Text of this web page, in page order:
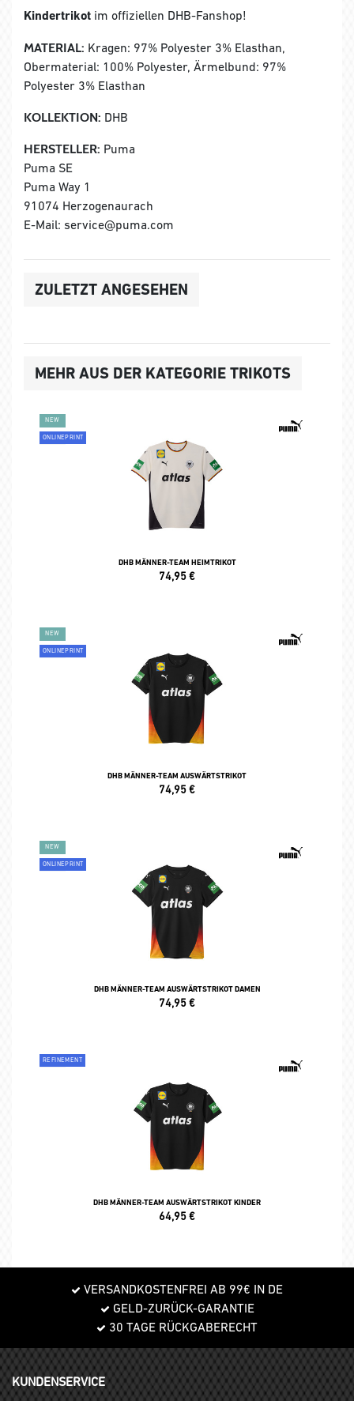
Kindertrikot im offiziellen DHB-Fanshop!
MATERIAL: Kragen: 97% Polyester 3% Elasthan,
Obermaterial: 100% Polyester, Ärmelbund: 97%
Polyester 3% Elasthan
KOLLEKTION: DHB
HERSTELLER: Puma
Puma SE
Puma Way 1
91074 Herzogenaurach
E-Mail: service@puma.com
ZULETZT ANGESEHEN
MEHR AUS DER KATEGORIE TRIKOTS
NEW
ONLINEPRINT
DHB MÄNNER-TEAM HEIMTRIKOT
74,95€
NEW
ONLINEPRINT
DHB MÄNNER-TEAM AUSWÄRTSTRIKOT
74,95€
NEW
ONLINEPRINT
DHB MÄNNER-TEAM AUSWÄRTSTRIKOT DAMEN
74,95€
REFINEMENT
DHB MÄNNER-TEAM AUSWÄRTSTRIKOT KINDER
64,95€
VERSANDKOSTENFREI AB 99€ IN DE
GELD-ZURÜCK-GARANTIE
30 TAGE RÜCKGABERECHT
KUNDENSERVICE